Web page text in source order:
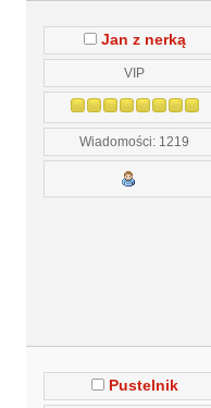
Jan z nerką
VIP
Wiadomości: 1219
Pustelnik